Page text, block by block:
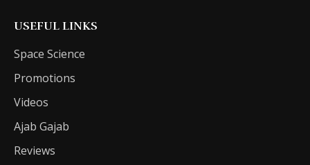
USEFUL LINKS
Space Science
Promotions
Videos
Ajab Gajab
Reviews